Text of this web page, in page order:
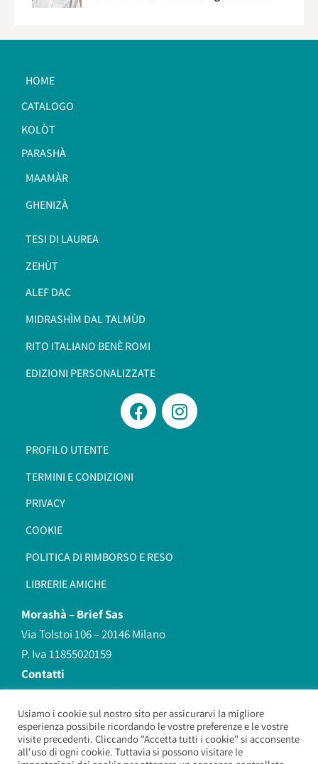
HOME
CATALOGO
KOLÒT
PARASHÀ
MAAMÀR
GHENIZÀ
TESI DI LAUREA
ZEHÙT
ALEF DAC
MIDRASHÌM DAL TALMÙD
RITO ITALIANO BENÈ ROMI​
EDIZIONI PERSONALIZZATE
PROFILO UTENTE
TERMINI E CONDIZIONI
PRIVACY
COOKIE
POLITICA DI RIMBORSO E RESO
LIBRERIE AMICHE
Morashà –Brief Sas
Via Tolstoi 106 – 20146 Milano
P. Iva 11855020159
Contatti
redazione@morasha.it
339 8596707
(anche Whatsapp)
Usiamo i cookie sul nostro sito per assicurarvi la migliore
esperienza possibile ricordando le vostre preferenze e le vostre
visite precedenti. Cliccando "Accetta tutti i cookie" si acconsente
all'uso di ogni cookie. Tuttavia si possono visitare le